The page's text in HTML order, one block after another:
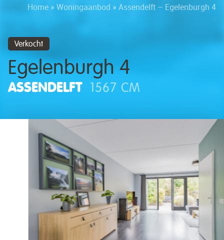
Home » Woningaanbod » Assendelft – Egelenburgh 4
Verkocht
Egelenburgh 4
ASSENDELFT 1567 CM